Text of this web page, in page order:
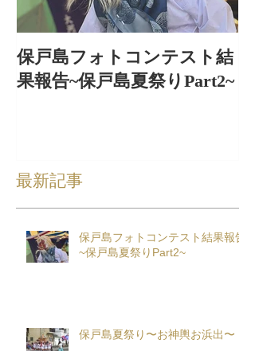
保戸島フォトコンテスト結
果報告~保戸島夏祭りPart2~
最新記事
保戸島フォトコンテスト結果報告
~保戸島夏祭りPart2~
保戸島夏祭り〜お神輿お浜出〜